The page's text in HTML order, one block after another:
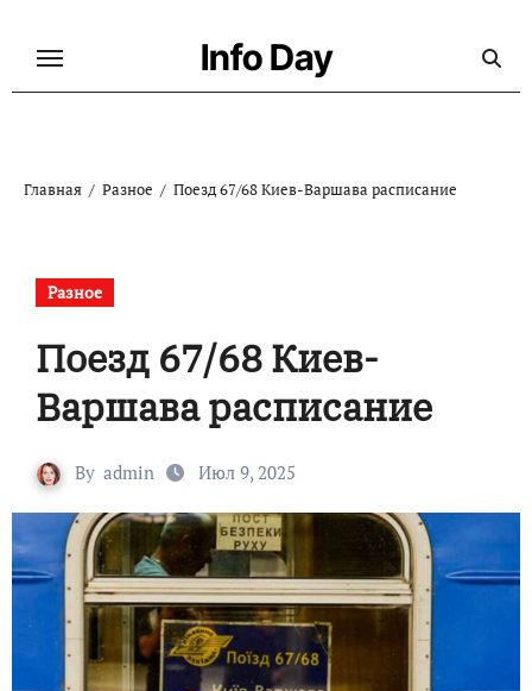
Info Day
Главная Разное Поезд 67/68 Киев-Варшава расписание
Разное
Поезд 67/68 Киев-
Варшава расписание
By admin Июл 9, 2025